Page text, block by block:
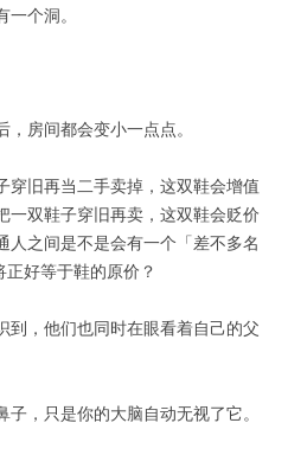
个洞。
房间都会变小一点点。
穿旧再当二手卖掉，这双鞋会增值
一双鞋子穿旧再卖，这双鞋会贬价
人之间是不是会有一个「差不多名
好等于鞋的原价？
到，他们也同时在眼看着自己的父
，只是你的大脑自动无视了它。